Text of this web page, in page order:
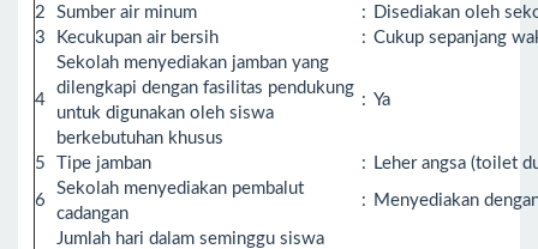
2
Sumber air minum : Disediakan oleh
3
Kecukupan air bersih : Cukup sepanjang
4
Sekolah menyediakan jamban yang
dilengkapi dengan fasilitas pendukung
untuk digunakan oleh siswa
berkebutuhan khusus
: Ya
5 Tipe jamban : Leher angsa (toilet
6
Sekolah menyediakan pembalut
cadangan
: Menyediakan
Jumlah hari dalam seminggu siswa